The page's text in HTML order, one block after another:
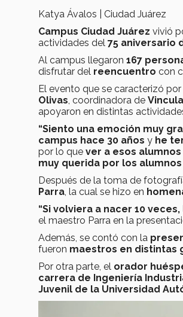
Katya Ávalos | Ciudad Juárez
Campus Ciudad Juárez vivió
actividades del 75 aniversario
Al campus llegaron 167
disfrutar del reencuentro con
El evento que se caracterizó por
Olivas, coordinadora de
apoyaron en distintas
“Siento una emoción muy
campus hace 30 años y he
por lo que ver a esos
muy querida por los
Después de la toma de
Parra, la cual se hizo en
“Si volviera a nacer 10
el maestro Parra en la
Además, se contó con la
fueron maestros en distintas
Por otra parte, el orador
carrera de Ingeniería
Juvenil de la Universidad